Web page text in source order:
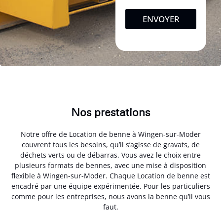
ENVOYER
Nos prestations
Notre offre de Location de benne à Wingen-sur-Moder
couvrent tous les besoins, qu’il s’agisse de gravats, de
déchets verts ou de débarras. Vous avez le choix entre
plusieurs formats de bennes, avec une mise à disposition
flexible à Wingen-sur-Moder. Chaque Location de benne est
encadré par une équipe expérimentée. Pour les particuliers
comme pour les entreprises, nous avons la benne qu’il vous
faut.